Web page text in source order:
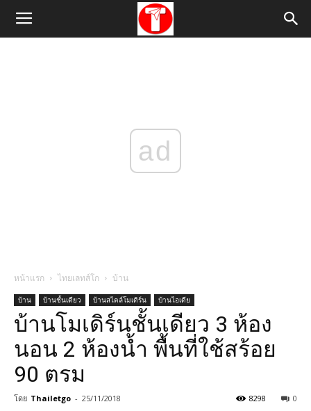
ad
หน้าแรก ไทยเลทส์โก บ้าน
บ้าน บ้านชั้นเดียว บ้านสไตล์โมเดิร์น บ้านไอเดีย
บ้านโมเดิร์นชั้นเดียว 3 ห้อง
นอน 2 ห้องน้ำ พื้นที่ใช้สร้อย
90 ตรม
โดย Thailetgo - 25/11/2018 0
8298